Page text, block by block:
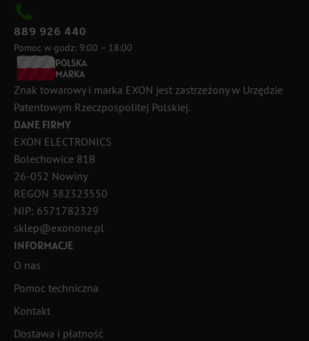
889 926 440
Pomoc w godz: 9:00 – 18:00
POLSKA
MARKA
Znak towarowy i marka EXON jest zastrzeżony w Urzędzie
Patentowym Rzeczpospolitej Polskiej.
DANE FIRMY
EXON ELECTRONICS
Bolechowice 81B
26-052 Nowiny
REGON 382323550
NIP: 6571782329
sklep@exonone.pl
INFORMACJE
O nas
Pomoc techniczna
Kontakt
Dostawa i płatność